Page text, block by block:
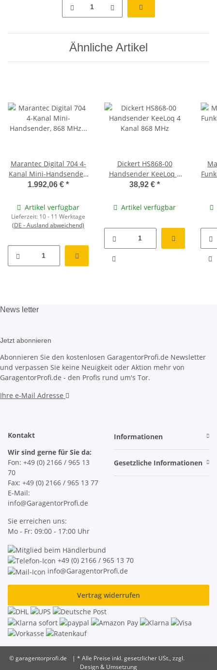
Ähnliche Artikel
Marantec Digital 704 4-
Kanal Mini-Handsender,
868 MHz DM7S (50er
1.992,06 € *
Artikel verfügbar
Lieferzeit: 10 - 11 Werktage
(DE - Ausland abweichend)
Dickert HS868-00
Handsender KeeLoq 4
Kanal 868 MHz
38,92 € *
Artikel verfügbar
News letter
Jetzt abonnieren
Abonnieren Sie den kostenlosen GaragentorProfi.de Newsletter
und verpassen Sie keine Neuigkeit oder Aktion mehr von
GaragentorProfi.de - den Profis rund um's Tor.
Ihre e-Mail Adresse
Kontakt
Wir sind gerne für Sie da:
Fon: +49 (0) 2166 / 965 13
70
Fax: +49 (0) 2166 / 965 13 77
E-Mail:
info@GaragentorProfi.de
Sie erreichen uns:
Mo - Fr: 09:00 - 17:00 Uhr
Informationen
Gesetzliche Informationen
+49 (0) 2166 / 965 13 70
info@GaragentorProfi.de
Vertrag widerrufen
© garagentorprofi.de | * Alle Preise inkl. gesetzlicher USt., zzgl.
Design & Umsetzung